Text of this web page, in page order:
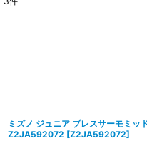
ミズノ ジュニア ブレスサーモミ
Z2JA592072 [Z2JA592072]